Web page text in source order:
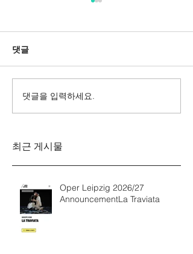
Messa da Requiem
댓글
댓글을 입력하세요.
최근 게시물
Oper Leipzig 2026/27
AnnouncementLa Traviata